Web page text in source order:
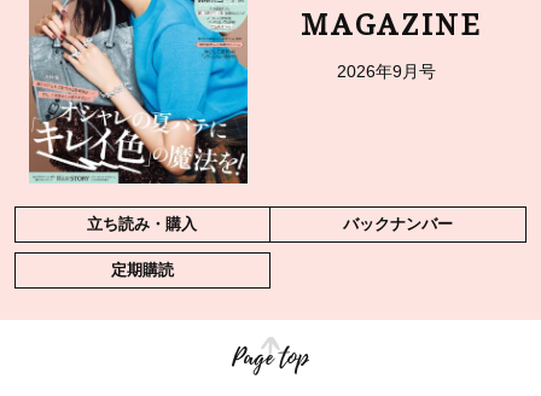
MAGAZINE
2026年9月号
立ち読み・購入 バックナンバー
定期購読
Page top